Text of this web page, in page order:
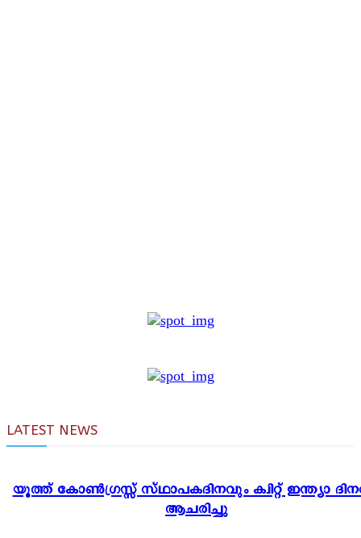
LATEST NEWS
യൂത്ത് കോൺഗ്രസ്സ് സ്ഥാപകദിനവും ക്വിറ്റ് ഇന്ത്യാ
ആചരിച്ചു